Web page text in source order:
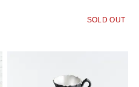
SOLD OUT